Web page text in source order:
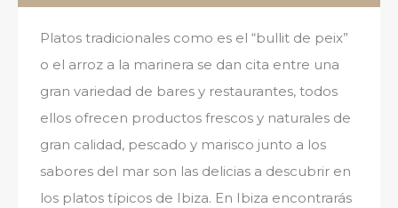
Platos tradicionales como es el “bullit de peix”
o el arroz a la marinera se dan cita entre una
gran variedad de bares y restaurantes, todos
ellos ofrecen productos frescos y naturales de
gran calidad, pescado y marisco junto a los
sabores del mar son las delicias a descubrir en
los platos típicos de Ibiza. En Ibiza encontrarás